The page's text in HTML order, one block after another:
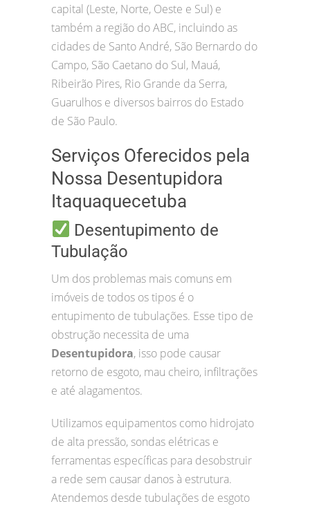
capital (Leste, Norte, Oeste e Sul) e
também a região do ABC, incluindo as
cidades de Santo André, São Bernardo do
Campo, São Caetano do Sul, Mauá,
Ribeirão Pires, Rio Grande da Serra,
Guarulhos e diversos bairros do Estado
de São Paulo.
Serviços Oferecidos pela
Nossa Desentupidora
Itaquaquecetuba
Desentupimento de
Tubulação
Um dos problemas mais comuns em
imóveis de todos os tipos é o
entupimento de tubulações. Esse tipo de
obstrução necessita de uma
Desentupidora, isso pode causar
retorno de esgoto, mau cheiro, infiltrações
e até alagamentos.
Utilizamos equipamentos como hidrojato
de alta pressão, sondas elétricas e
ferramentas específicas para desobstruir
a rede sem causar danos à estrutura.
Atendemos desde tubulações de esgoto